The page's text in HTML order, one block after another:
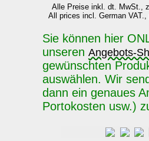
Alle Preise inkl. dt. MwSt.,
All prices incl. German
Sie können hier
unserenAngebots-
gewünschten
auswählen. Wir
dann ein genaues
Portokosten usw.)